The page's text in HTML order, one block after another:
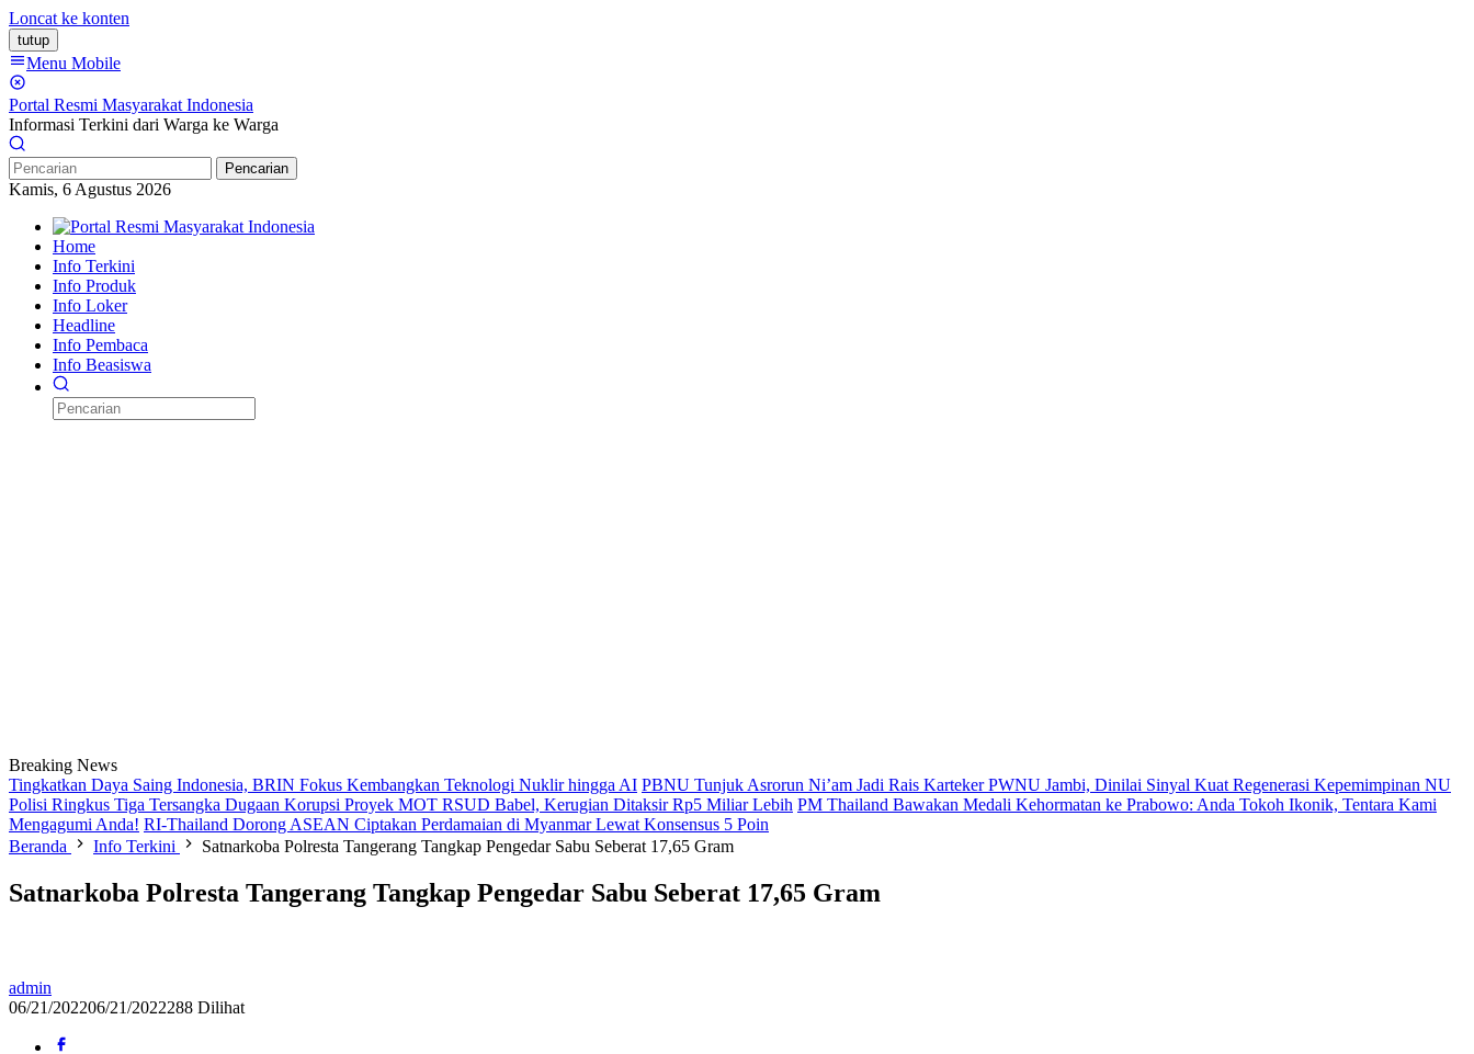
Loncat ke konten
tutup
Menu Mobile
Portal Resmi Masyarakat Indonesia
Informasi Terkini dari Warga ke Warga
Pencarian
Kamis, 6 Agustus 2026
Home
Info Terkini
Info Produk
Info Loker
Headline
Info Pembaca
Info Beasiswa
Breaking News
Tingkatkan Daya Saing Indonesia, BRIN Fokus Kembangkan Teknologi Nuklir hingga AI PBNU Tunjuk Asrorun Ni’am Jadi Rais Karteker PWNU Jambi, Dinilai Sinyal Kuat Regenerasi Kepemimpinan NU
Polisi Ringkus Tiga Tersangka Dugaan Korupsi Proyek MOT RSUD Babel, Kerugian Ditaksir Rp5 Miliar Lebih PM Thailand Bawakan Medali Kehormatan ke Prabowo: Anda Tokoh Ikonik, Tentara Kami
Mengagumi Anda! RI-Thailand Dorong ASEAN Ciptakan Perdamaian di Myanmar Lewat Konsensus 5 Poin
Beranda
Info Terkini Satnarkoba Polresta Tangerang Tangkap Pengedar Sabu Seberat 17,65 Gram
Satnarkoba Polresta Tangerang Tangkap Pengedar Sabu Seberat 17,65 Gram
admin
06/21/202206/21/2022288 Dilihat